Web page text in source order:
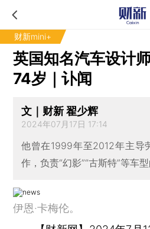
财新mini+
英国知名汽车设计
74岁｜讣闻
文｜财新 翟少辉
2024年07月17日 17:14
他曾在1999年至2012年主导
作，负责“幻影”“古斯特”等车
伊恩·卡梅伦。